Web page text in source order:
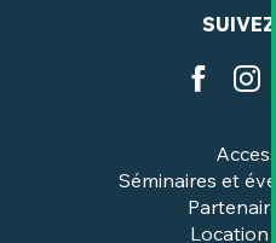
Séminaires et
Location